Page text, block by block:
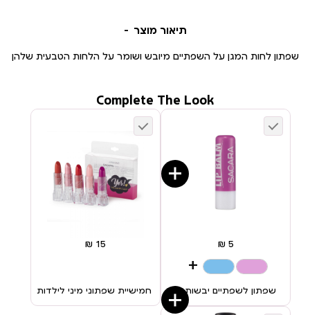
תיאור מוצר
שפתון לחות המגן על השפתיים מיובש ושומר על הלחות הטבעית שלהן
שפתון לשפתיים יבשות 01
+
חמישיית שפתוני מיני לילדות
Complete The Look